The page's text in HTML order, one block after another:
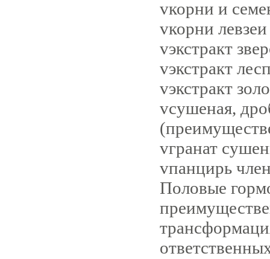
vкорни и
vкорни
vэкстракт
vэкстракт
vэкстракт
vсушеная,
vгранат
vпанцирь
Половые